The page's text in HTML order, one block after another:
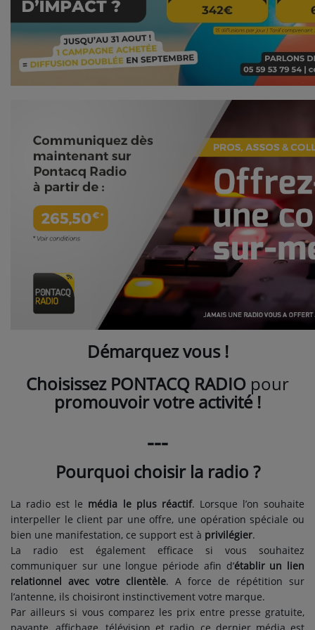
NOS PROGRAMMES COURTS
ARCHIVES - SAISONS PASSÉES
VOS ÉMISSIONS EN IMAGES
PHOTOS
ANNONCEURS & ESPACE PRO
VOTRE PUBLICITÉ SUR PONTACQ RADIO
LOCATION DE STUDIOS
ÉDUCATION AUX MÉDIAS ET À
ÉCOUTEZ LES PRODUCTIONS
RECRUTEMENT
CRÉATIONS AUDIOVISUELLES
VIDÉOS | L’ŒIL DE L'OIE
VIDÉOS | JEUX
PARTENAIRES
Démarquez vous !
Choisissez PONTACQ RADIO pour
promouvoir votre activité !
---
Pourquoi choisir la radio ?
La radio est le média le plus réactif. Lorsque l’on souhaite
interpeller le client par une offre, une opération spéciale ou
bien une manifestation, ce support est à privilégier.
La radio est également efficace si vous souhaitez
communiquer sur une longue période afin d’établir un lien
relationnel avec votre clientèle. A force de répétition sur
l’antenne, ils choisiront instinctivement votre marque.
Par ailleurs si vous comparez les prix entre presse gratuite,